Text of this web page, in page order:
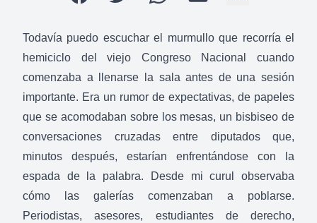
Todavía puedo escuchar el murmullo que recorría el
hemiciclo del viejo Congreso Nacional cuando
comenzaba a llenarse la sala antes de una sesión
importante. Era un rumor de expectativas, de papeles
que se acomodaban sobre los mesas, un bisbiseo de
conversaciones cruzadas entre diputados que,
minutos después, estarían enfrentándose con la
espada de la palabra. Desde mi curul observaba
cómo las galerías comenzaban a poblarse.
Periodistas, asesores, estudiantes de derecho,